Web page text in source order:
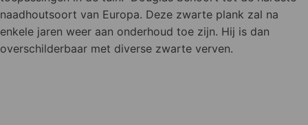
naadhoutsoort van Europa. Deze zwarte plank zal na
enkele jaren weer aan onderhoud toe zijn. Hij is dan
overschilderbaar met diverse zwarte verven.